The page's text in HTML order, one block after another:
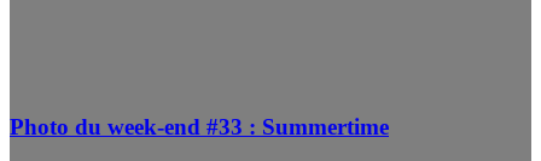
Photo du week-end #33 : Summertime